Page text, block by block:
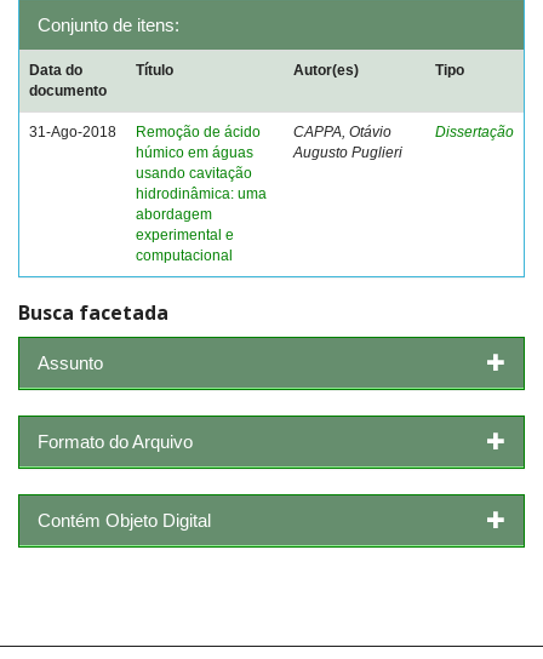
Conjunto de itens:
Data do
documento
Título Autor(es) Tipo
31-Ago-2018
Remoção de ácido
húmico em águas
usando cavitação
hidrodinâmica: uma
abordagem
experimental e
computacional
CAPPA, Otávio
Augusto Puglieri
Dissertação
Busca facetada
Assunto
Formato do Arquivo
Contém Objeto Digital